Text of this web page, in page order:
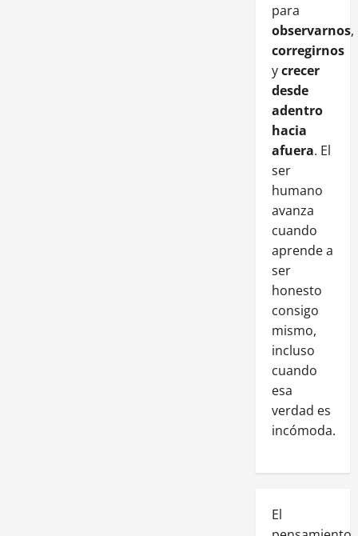
para
observarnos,
corregirnos
ycrecer
desde
adentro
hacia
afuera. El
ser
humano
avanza
cuando
aprende a
ser
honesto
consigo
mismo,
incluso
cuando
esa
verdad es
incómoda.
El